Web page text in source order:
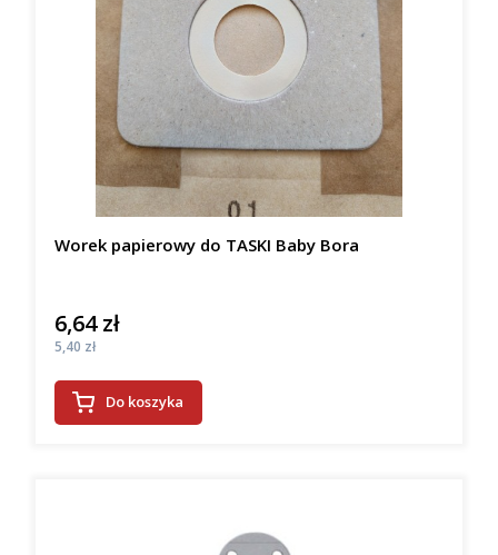
Worek papierowy do TASKI Baby Bora
Cena
6,64 zł
Cena
5,40 zł
Do koszyka